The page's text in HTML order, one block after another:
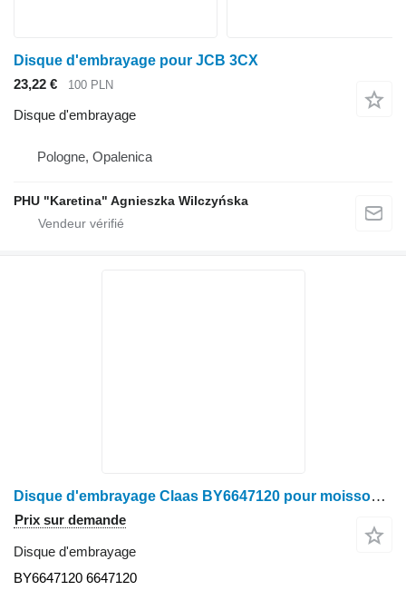
Disque d'embrayage pour JCB 3CX
23,22 €
100 PLN
Disque d'embrayage
Pologne, Opalenica
PHU "Karetina" Agnieszka Wilczyńska
Disque d'embrayage Claas BY6647120 pour moissonneuse-batteuse Claas
Prix sur demande
Disque d'embrayage
BY6647120 6647120